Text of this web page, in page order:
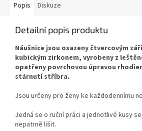
Popis Diskuze
Detailní popis produktu
Náušnice jsou osazeny čtvercovým
kubickým zirkonem, vyrobeny z
opatřeny povrchovou úpravou
stárnutí stříbra.
Jsou určeny pro ženy ke každodennímu
Jedná se o ruční práci a jednotlivé kusy
nepatrně lišit.